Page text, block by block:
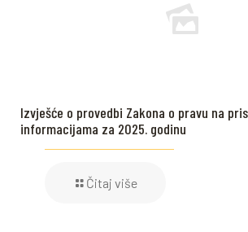
Izvješće o provedbi Zakona o pravu na
informacijama za 2025. godinu
Čitaj više